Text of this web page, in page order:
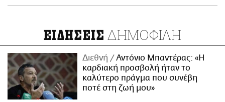
ΕΙΔΗΣΕΙΣ ΔΗΜΟΦΙΛΗ
Διεθνή
Αντόνιο Μπαντέρας: «Η
καρδιακή προσβολή ήταν το
καλύτερο πράγμα που συνέβη
ποτέ στη ζωή μου»